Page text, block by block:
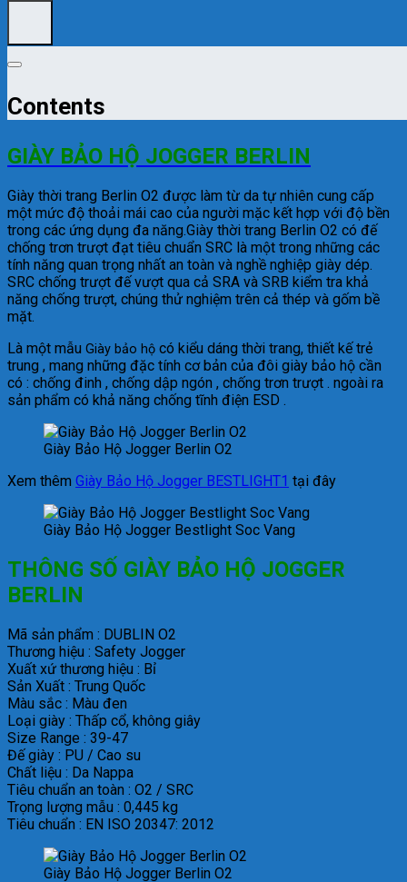
Contents
GIÀY BẢO HỘ JOGGER BERLIN
Giày thời trang Berlin O2 được làm từ da tự nhiên cung cấp
một mức độ thoải mái cao của người mặc kết hợp với độ bền
trong các ứng dụng đa năng.Giày thời trang Berlin O2 có đế
chống trơn trượt đạt tiêu chuẩn SRC là một trong những các
tính năng quan trọng nhất an toàn và nghề nghiệp giày dép.
SRC chống trượt đế vượt qua cả SRA và SRB kiểm tra khả
năng chống trượt, chúng thử nghiệm trên cả thép và gốm bề
mặt.
Là một mẫu Giày bảo hộ có kiểu dáng thời trang, thiết kế trẻ
trung , mang những đặc tính cơ bản của đôi giày bảo hộ cần
có : chống đinh , chống dập ngón , chống trơn trượt . ngoài ra
sản phẩm có khả năng chống tĩnh điện ESD .
Giày Bảo Hộ Jogger Berlin O2
Xem thêm Giày Bảo Hộ Jogger BESTLIGHT1 tại đây
Giày Bảo Hộ Jogger Bestlight Soc Vang
THÔNG SỐ GIÀY BẢO HỘ JOGGER
BERLIN
Mã sản phẩm : DUBLIN O2
Thương hiệu : Safety Jogger
Xuất xứ thương hiệu : Bỉ
Sản Xuất : Trung Quốc
Màu sắc : Màu đen
Loại giày : Thấp cổ, không giây
Size Range : 39-47
Đế giày : PU / Cao su
Chất liệu : Da Nappa
Tiêu chuẩn an toàn : O2 / SRC
Trọng lượng mẫu : 0,445 kg
Tiêu chuẩn : EN ISO 20347: 2012
Giày Bảo Hộ Jogger Berlin O2